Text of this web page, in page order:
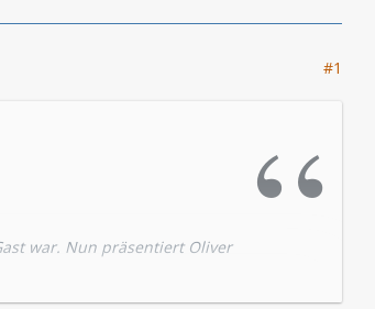
#1
war. Nun präsentiert Oliver